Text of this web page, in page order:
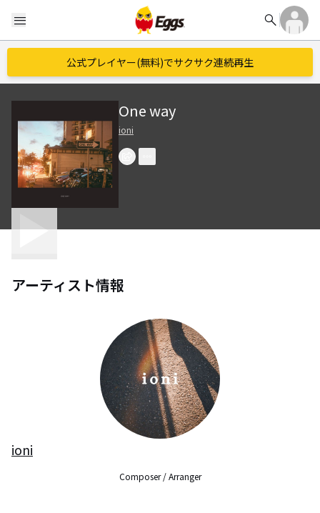
menu search
公式プレイヤー(無料)でサクサク連続再生
One way
ioni
アーティスト情報
ioni
Composer / Arranger